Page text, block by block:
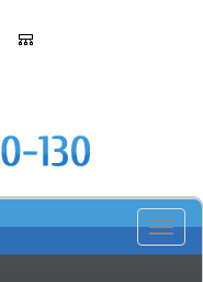
Toggle